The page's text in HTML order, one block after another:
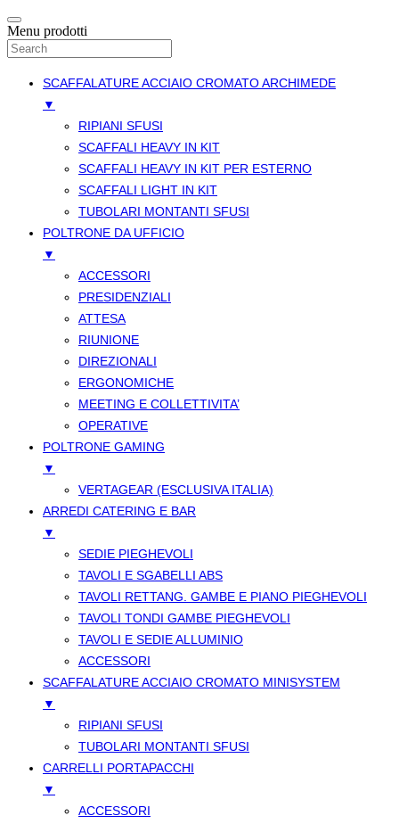
Menu prodotti
SCAFFALATURE ACCIAIO CROMATO ARCHIMEDE
▼
RIPIANI SFUSI
SCAFFALI HEAVY IN KIT
SCAFFALI HEAVY IN KIT PER ESTERNO
SCAFFALI LIGHT IN KIT
TUBOLARI MONTANTI SFUSI
POLTRONE DA UFFICIO
▼
ACCESSORI
PRESIDENZIALI
ATTESA
RIUNIONE
DIREZIONALI
ERGONOMICHE
MEETING E COLLETTIVITA’
OPERATIVE
POLTRONE GAMING
▼
VERTAGEAR (ESCLUSIVA ITALIA)
ARREDI CATERING E BAR
▼
SEDIE PIEGHEVOLI
TAVOLI E SGABELLI ABS
TAVOLI RETTANG. GAMBE E PIANO PIEGHEVOLI
TAVOLI TONDI GAMBE PIEGHEVOLI
TAVOLI E SEDIE ALLUMINIO
ACCESSORI
SCAFFALATURE ACCIAIO CROMATO MINISYSTEM
▼
RIPIANI SFUSI
TUBOLARI MONTANTI SFUSI
CARRELLI PORTAPACCHI
▼
ACCESSORI